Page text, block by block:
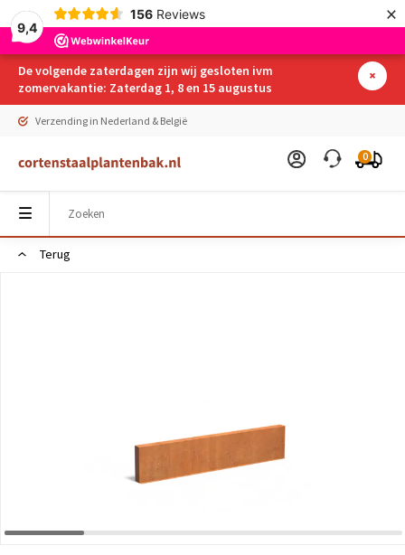
9,4
156 Reviews ×
De volgende zaterdagen zijn wij gesloten ivm
zomervakantie: Zaterdag 1, 8 en 15 augustus
Verzending in Nederland & België
0
Terug